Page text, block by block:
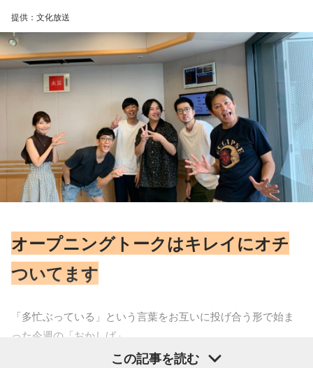
でも、不思議なことに、晴れ男と自称してるだけあるかなと
思ったのは、その会場が西とか東とかいろいろあるんだけ
ど、会場を移る時に外出たりするのよ。その時は絶対に雨降
ってないんだけど、俺が中入ると絶対雨が降るの。
一回ヤバかったのが、長い距離移動していて、入ってシャッ
ターのところをパって見たらもうすっごい量の雨。エグイ。
もう真っ白なのよちょっと先が。えぇ？今、晴れてたぞ？俺
が来た時みたいな。
それもあって湿気が凄すぎて、マジでライブ1回分くらい汗か
いた（笑）もう、めっちゃ水とスポーツドリンク買ったも
ん。大事だからね。水だけじゃどうしても足りない栄養素が
あるからね。汗をかくっていうのは、スポーツドリンクを絶
超楽しかった。
やっぱり俺はそういう現場とかに行く時に、1回欲しいなって
提供：文化放送
オープニングトークはキレイにオチ
ついてます
「多忙ぶっている」という言葉をお互いに投げ合う形で始ま
った今週の「おかしば」
果たして多忙ぶっているのは岡田師匠か、しばんちゃんか。
この記事を読む